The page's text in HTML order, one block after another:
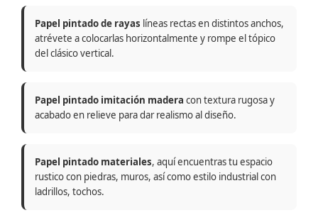
Papel pintado de rayas líneas rectas en distintos anchos,
atrévete a colocarlas horizontalmente y rompe el tópico
del clásico vertical.
Papel pintado imitación madera con textura rugosa y
acabado en relieve para dar realismo al diseño.
Papel pintado materiales, aquí encuentras tu espacio
rustico con piedras, muros, así como estilo industrial con
ladrillos, tochos.